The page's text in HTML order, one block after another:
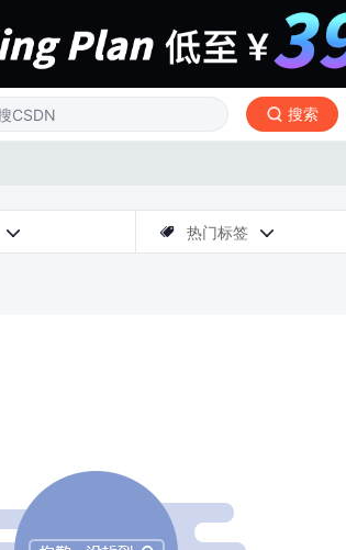
搜索
  热门标签 